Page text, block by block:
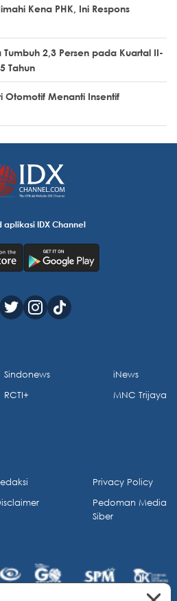
Kena PHK, Ini Respons
2,3 Persen pada Kuartal II-
Tahun
Otomotif Menanti Insentif
aplikasi IDX Channel
Sindonews
RCTI+
iNews
MNC Trijaya
Privacy Policy
Pedoman Media
Siber